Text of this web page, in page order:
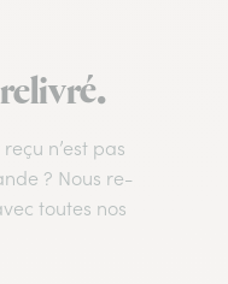
n’est pas
? Nous re-
toutes nos